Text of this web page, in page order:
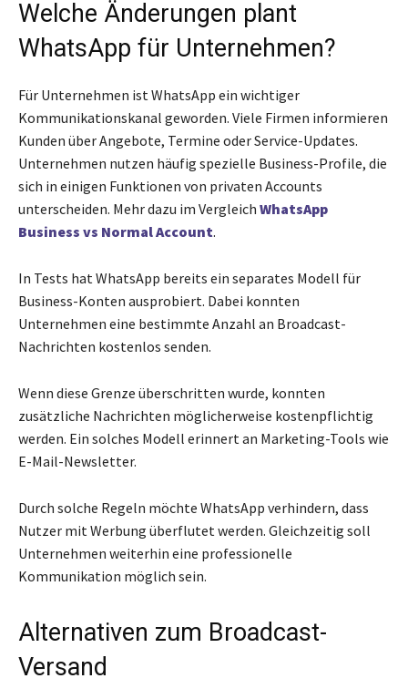
Welche Änderungen plant
WhatsApp für Unternehmen?
Für Unternehmen ist WhatsApp ein wichtiger
Kommunikationskanal geworden. Viele Firmen informieren
Kunden über Angebote, Termine oder Service-Updates.
Unternehmen nutzen häufig spezielle Business-Profile, die
sich in einigen Funktionen von privaten Accounts
unterscheiden. Mehr dazu im Vergleich WhatsApp
Business vs Normal Account.
In Tests hat WhatsApp bereits ein separates Modell für
Business-Konten ausprobiert. Dabei konnten
Unternehmen eine bestimmte Anzahl an Broadcast-
Nachrichten kostenlos senden.
Wenn diese Grenze überschritten wurde, konnten
zusätzliche Nachrichten möglicherweise kostenpflichtig
werden. Ein solches Modell erinnert an Marketing-Tools wie
E-Mail-Newsletter.
Durch solche Regeln möchte WhatsApp verhindern, dass
Nutzer mit Werbung überflutet werden. Gleichzeitig soll
Unternehmen weiterhin eine professionelle
Kommunikation möglich sein.
Alternativen zum Broadcast-
Versand